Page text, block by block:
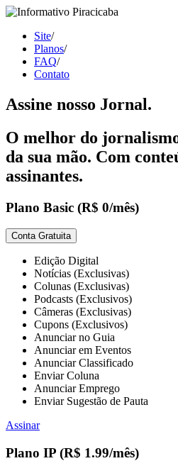
Site/
Planos/
FAQ/
Contato
Assine nosso Jornal.
O melhor do
da sua mão. Com
assinantes.
Plano Basic (R$ 0/mês)
Conta Gratuita
Edição Digital
Notícias (Exclusivas)
Colunas (Exclusivas)
Podcasts (Exclusivos)
Câmeras (Exclusivas)
Cupons (Exclusivos)
Anunciar no Guia
Anunciar em Eventos
Anunciar Classificado
Enviar Coluna
Anunciar Emprego
Enviar Sugestão de Pauta
Assinar
Plano IP (R$ 1.99/mês)